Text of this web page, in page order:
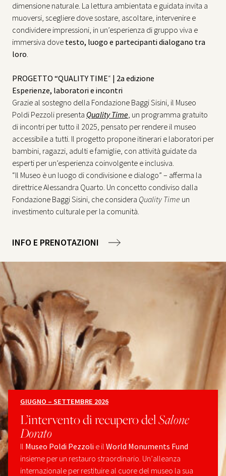
dimensione naturale. La lettura ambientata e guidata invita a
muoversi, scegliere dove sostare, ascoltare, intervenire e
condividere impressioni, in un’esperienza di gruppo viva e
immersiva dove testo, luogo e partecipanti dialogano tra
loro.
PROGETTO “QUALITY TIME“ | 2a edizione
Esperienze, laboratori e incontri
Grazie al sostegno della Fondazione Baggi Sisini, il Museo
Poldi Pezzoli presenta Quality Time, un programma gratuito
di incontri per tutto il 2025, pensato per rendere il museo
accessibile a tutti. Il progetto propone itinerari e laboratori per
bambini, ragazzi, adulti e famiglie, con attività guidate da
esperti per un’esperienza coinvolgente e inclusiva.
“Il Museo è un luogo di condivisione e dialogo” – afferma la
direttrice Alessandra Quarto. Un concetto condiviso dalla
Fondazione Baggi Sisini, che considera Quality Time un
investimento culturale per la comunità.
INFO E PRENOTAZIONI
GIUGNO – SETTEMBRE 2026
L’intervento di recupero delSalone
Dorato
Il Museo Poldi Pezzoli e il World Monuments Fund
insieme per un restauro straordinario. Un’alleanza
internazionale per restituire al cuore del museo la sua